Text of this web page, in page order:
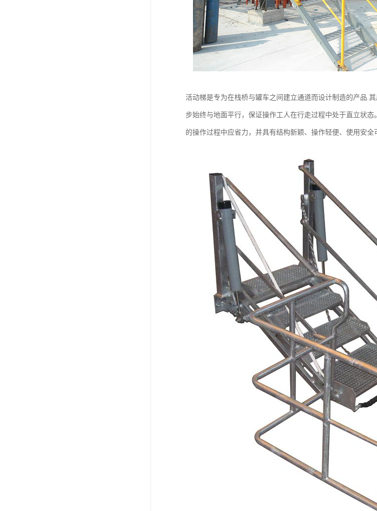
活动梯是专为在栈桥与罐车之间建立通道而设计制造的产品.
步始终与地面平行，保证操作工人在行走过程中处于直立状
的操作过程中应省力，并具有结构新颖、操作轻便、使用安全